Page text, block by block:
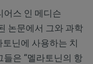
어스 인 메디슨
논문에서 그와 과학
닌에 사용하는 치
들은 “멜라토닌의 항